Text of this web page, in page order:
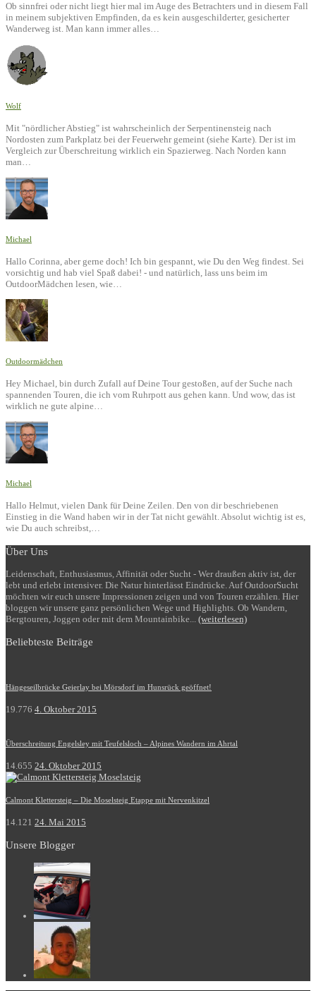
Ob sinnfrei oder nicht liegt hier mal im Auge des Betrachters und in diesem Fall
in meinem subjektiven Empfinden, da es kein ausgeschilderter, gesicherter
Wanderweg ist. Man kann immer alles…
Wolf
Mit "nördlicher Abstieg" ist wahrscheinlich der Serpentinensteig nach
Nordosten zum Parkplatz bei der Feuerwehr gemeint (siehe Karte). Der ist im
Vergleich zur Überschreitung wirklich ein Spazierweg. Nach Norden kann
man…
Michael
Hallo Corinna, aber gerne doch! Ich bin gespannt, wie Du den Weg findest. Sei
vorsichtig und hab viel Spaß dabei! - und natürlich, lass uns beim im
OutdoorMädchen lesen, wie…
Outdoormädchen
Hey Michael, bin durch Zufall auf Deine Tour gestoßen, auf der Suche nach
spannenden Touren, die ich vom Ruhrpott aus gehen kann. Und wow, das ist
wirklich ne gute alpine…
Michael
Hallo Helmut, vielen Dank für Deine Zeilen. Den von dir beschriebenen
Einstieg in die Wand haben wir in der Tat nicht gewählt. Absolut wichtig ist es,
wie Du auch schreibst,…
Über Uns
Leidenschaft, Enthusiasmus, Affinität oder Sucht - Wer draußen aktiv ist, der
lebt und erlebt intensiver. Die Natur hinterlässt Eindrücke. Auf OutdoorSucht
möchten wir euch unsere Impressionen zeigen und von Touren erzählen. Hier
bloggen wir unsere ganz persönlichen Wege und Highlights. Ob Wandern,
Bergtouren, Joggen oder mit dem Mountainbike... (weiterlesen)
Beliebteste Beiträge
Hängeseilbrücke Geierlay bei Mörsdorf im Hunsrück geöffnet!
19.776 4. Oktober 2015
Überschreitung Engelsley mit Teufelsloch – Alpines Wandern im Ahrtal
14.655 24. Oktober 2015
Calmont Klettersteig – Die Moselsteig Etappe mit Nervenkitzel
14.121 24. Mai 2015
Unsere Blogger